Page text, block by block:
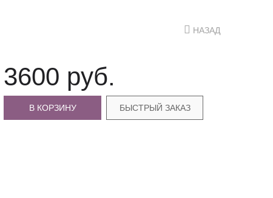
НАЗАД
3600 руб.
В КОРЗИНУ БЫСТРЫЙ ЗАКАЗ